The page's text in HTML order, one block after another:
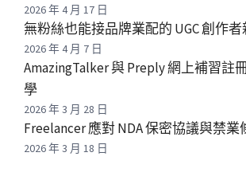
2026 年 4 月 17 日
無粉絲也能接品牌業配的 UGC 創作
2026 年 4 月 7 日
AmazingTalker 與 Preply 網上補習註
學
2026 年 3 月 28 日
Freelancer 應對 NDA 保密協議與禁業
2026 年 3 月 18 日